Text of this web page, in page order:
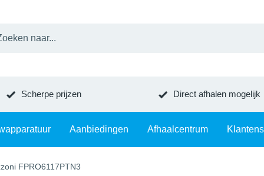
Scherpe prijzen Direct afhalen mogelijk
Aanbiedingen Afhaalcentrum
FPRO6117PTN3